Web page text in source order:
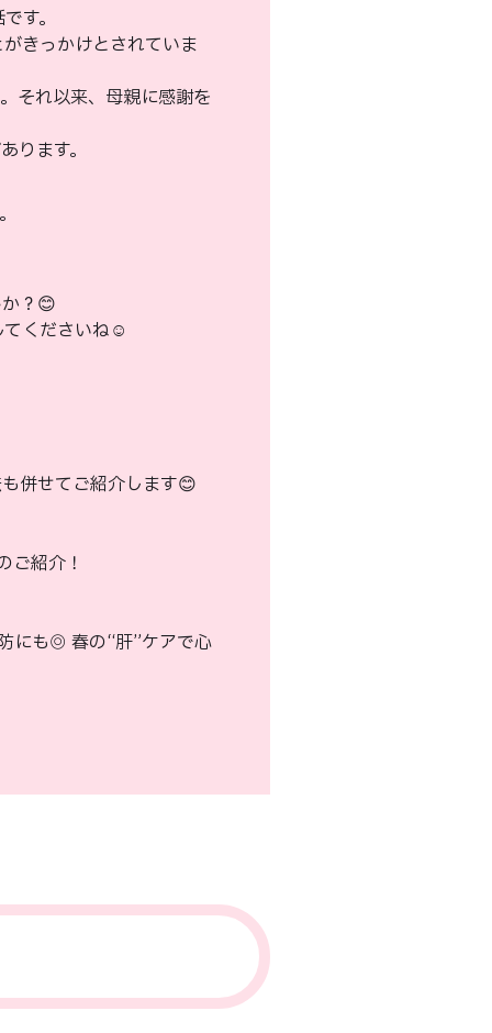
す。
きっかけとされていま
それ以来、母親に感謝を
ります。
？😊
てくださいね☺️
併せてご紹介します😊
ご紹介！
にも◎ 春の“肝”ケアで心